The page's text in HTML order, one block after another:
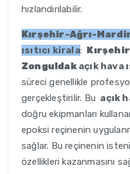
hızlandırılabilir.
Kırşehir-Ağrı-
ısıtıcı kirala:
Zonguldakaçık hava
süreci genellikle
gerçekleştirilir. Bu açık
doğru ekipmanları
epoksi reçinenin
sağlar. Bu reçinenin
özellikleri kazanmasını